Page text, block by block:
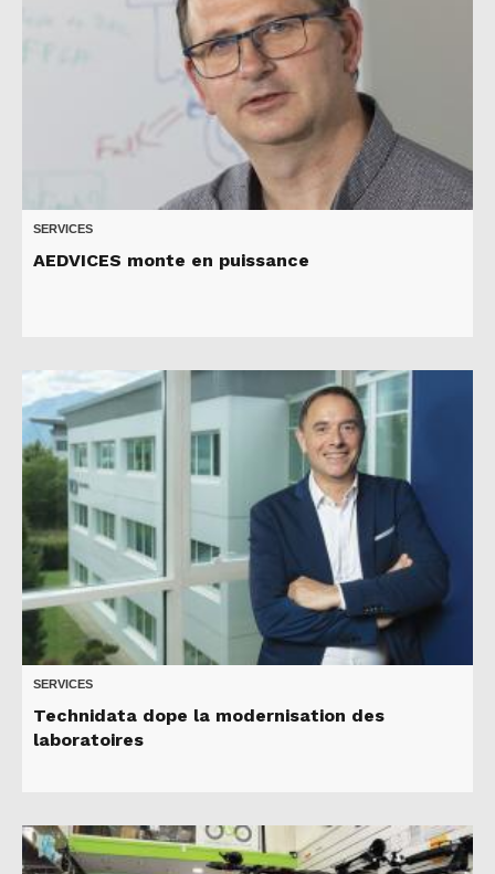
SERVICES
AEDVICES monte en puissance
SERVICES
Technidata dope la modernisation des
laboratoires